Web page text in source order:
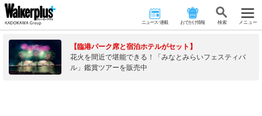
ニュース･連載 おでかけ情報 検 索 メニュー
【臨港パーク席と宿泊ホテルがセット】
花火を間近で堪能できる！「みなとみらいフェスティバ
ル」鑑賞ツアーを販売中